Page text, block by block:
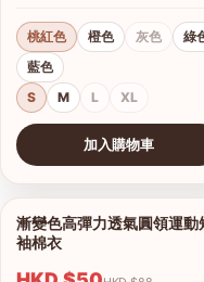
桃紅色 橙色 灰色
綠
藍色
S
M L XL
加入購物車
1/
查看圖片
漸變色高彈力透氣圓領運動
袖棉衣